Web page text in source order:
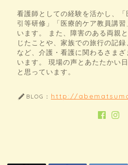
看護師としての経験を活かし、「
引等研修」「医療的ケア教員講
います。 また、障害のある両親
じたことや、家族での旅行の記
など、介護・看護に関わるさま
います。 現場の声とあたたかい
と思っています。
BLOG： http://